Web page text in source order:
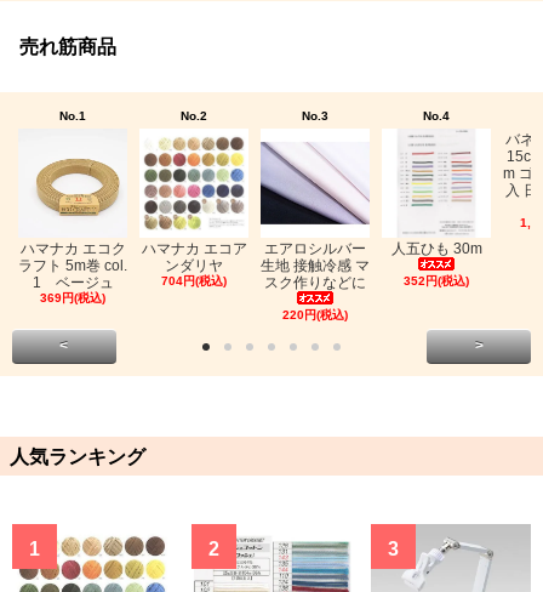
売れ筋商品
No.1
ハマナカ エコク
ラフト 5m巻 col.
1 ベージュ
369円(税込)
No.2
ハマナカ エコア
ンダリヤ
704円(税込)
No.3
エアロシルバー
生地 接触冷感 マ
スク作りなどに
220円(税込)
No.4
人五ひも 30m
352円(税込)
バネ
m ゴ
入
< >
人気ランキング
1 2 3